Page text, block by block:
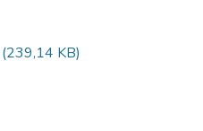
(239,14 KB)